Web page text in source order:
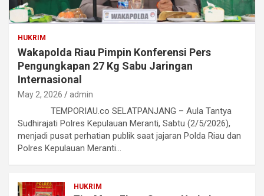
HUKRIM
Wakapolda Riau Pimpin Konferensi Pers
Pengungkapan 27 Kg Sabu Jaringan
Internasional
May 2, 2026 admin
TEMPORIAU.co SELATPANJANG – Aula Tantya
Sudhirajati Polres Kepulauan Meranti, Sabtu (2/5/2026),
menjadi pusat perhatian publik saat jajaran Polda Riau dan
Polres Kepulauan Meranti…
HUKRIM